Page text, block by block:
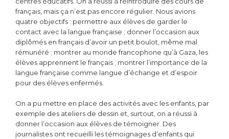
français, mais ça n’est pas encore régulier. Nous avions
quatre objectifs : permettre aux élèves de garder le
contact avec la langue française ; donner l’occasion aux
diplômés en français d’avoir un petit boulot, même mal
rémunéré ; montrer au monde francophone qu’à Gaza, les
élèves apprennent le français ; montrer l’importance de la
langue française comme langue d’échange et d’espoir
pour des élèves enfermés.
On a pu mettre en place des activités avec les enfants, par
exemple des ateliers de dessin et, surtout, on a réussi à
donner l’occasion aux élèves de témoigner. Des
journalistes ont recueilli les témoignages d’enfants qui